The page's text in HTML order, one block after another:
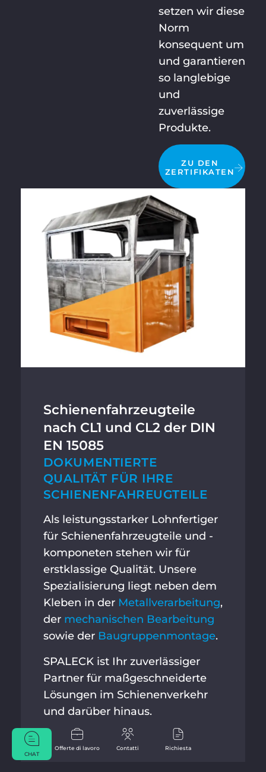
Offerte di lavoro Contatti
Richiesta
CHAT
setzen wir diese
Norm
konsequent um
und garantieren
so langlebige
und
zuverlässige
Produkte.
ZU DEN
ZERTIFIKATEN
Schienenfahrzeugteile
nach CL1 und CL2 der DIN
EN 15085
DOKUMENTIERTE
QUALITÄT FÜR IHRE
SCHIENENFAHREUGTEILE
Als leistungsstarker Lohnfertiger
für Schienenfahrzeugteile und -
komponeten stehen wir für
erstklassige Qualität. Unsere
Spezialisierung liegt neben dem
Kleben in der Metallverarbeitung,
der mechanischen Bearbeitung
sowie der Baugruppenmontage.
SPALECK ist Ihr zuverlässiger
Partner für maßgeschneiderte
Lösungen im Schienenverkehr
und darüber hinaus.